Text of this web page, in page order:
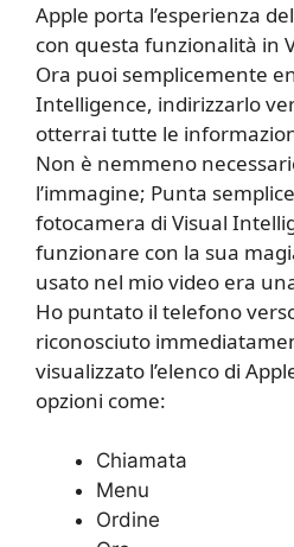
Apple porta l’esperienza
con questa funzionalità in
Ora puoi semplicemente
Intelligence, indirizzarlo
otterrai tutte le
Non è nemmeno
l’immagine; Punta
fotocamera di Visual
funzionare con la sua
usato nel mio video era
Ho puntato il telefono
riconosciuto
visualizzato l’elenco di
opzioni come:
Chiamata
Menu
Ordine